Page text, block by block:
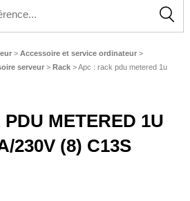
> Accessoire et service ordinateur >
serveur > Rack>Apc : rack pdu metered 1u
METERED 1U
230V (8) C13S